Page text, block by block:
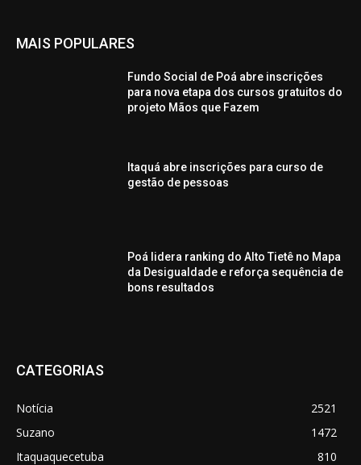
MAIS POPULARES
Fundo Social de Poá abre inscrições
para nova etapa dos cursos gratuitos do
projeto Mãos que Fazem
Itaquá abre inscrições para curso de
gestão de pessoas
Poá lidera ranking do Alto Tietê no Mapa
da Desigualdade e reforça sequência de
bons resultados
CATEGORIAS
Notícia
2521
Suzano
1472
Itaquaquecetuba
810